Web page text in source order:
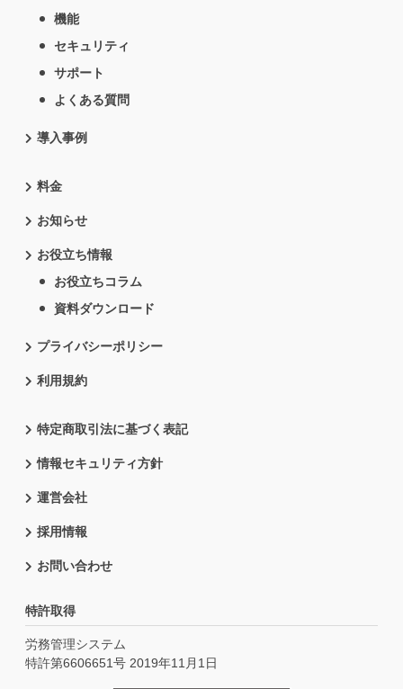
機能
セキュリティ
サポート
よくある質問
導入事例
料金
お知らせ
お役立ち情報
お役立ちコラム
資料ダウンロード
プライバシーポリシー
利用規約
特定商取引法に基づく表記
情報セキュリティ方針
運営会社
採用情報
お問い合わせ
特許取得
労務管理システム
特許第6606651号 2019年11月1日